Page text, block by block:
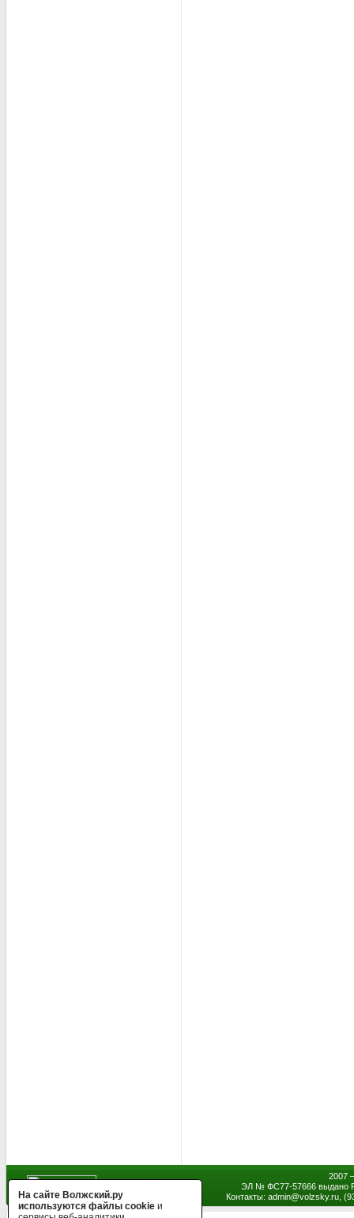
2007
ЭЛ № ФС77-57666 выдано
Контакты: admin@volzsky.ru,
На сайте Волжский.ру
используются файлы cookie и